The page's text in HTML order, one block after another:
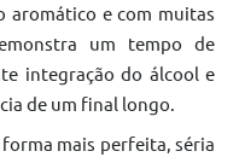
aromático e com muitas
um tempo de
integração do álcool e
de um final longo.
mais perfeita, séria